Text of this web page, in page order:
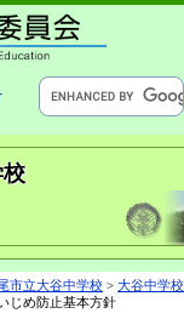
市立大谷中学校 > 大谷中学
じめ防止基本方針